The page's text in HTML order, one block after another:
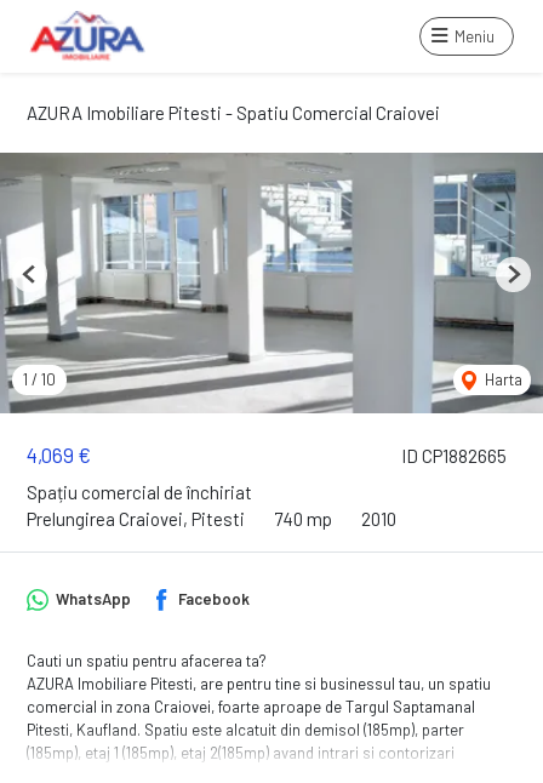
Meniu
AZURA Imobiliare Pitesti - Spatiu Comercial Craiovei
ID CP1882665
4,069 €
Spațiu comercial de închiriat
Prelungirea Craiovei, Pitesti
740 mp 2010
1 / 10 Harta
Previous Next
WhatsApp Facebook
Cauti un spatiu pentru afacerea ta?
AZURA Imobiliare Pitesti, are pentru tine si businessul tau, un spatiu
comercial in zona Craiovei, foarte aproape de Targul Saptamanal
Pitesti, Kaufland. Spatiu este alcatuit din demisol (185mp), parter
(185mp), etaj 1 (185mp), etaj 2(185mp) avand intrari si contorizari